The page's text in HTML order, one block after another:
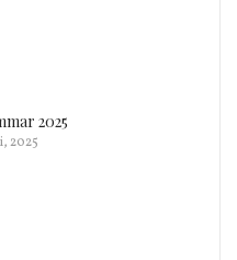
2025
2025